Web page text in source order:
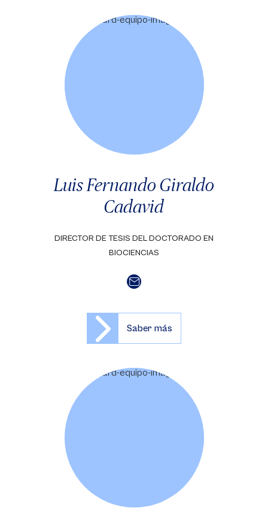
Luis Fernando Giraldo
Cadavid
DIRECTOR DE TESIS DEL DOCTORADO EN
BIOCIENCIAS
Saber más